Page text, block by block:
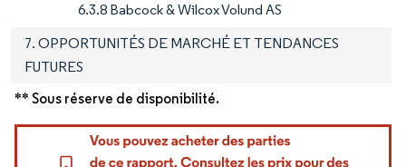
6.3.8 Babcock & Wilcox Volund AS
7. OPPORTUNITÉS DE MARCHÉ ET TENDANCES
FUTURES
** Sous réserve de disponibilité.